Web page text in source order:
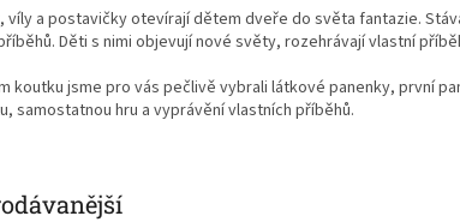
víly a postavičky otevírají dětem dveře do světa fantazie.
Děti s nimi objevují nové světy, rozehrávají vlastní
koutku jsme pro vás pečlivě vybrali látkové panenky, první
samostatnou hru a vyprávění vlastních příběhů.